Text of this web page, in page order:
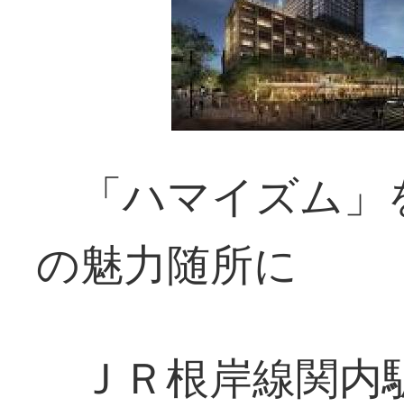
「ハマイズム
の魅力随所に
ＪＲ根岸線関内